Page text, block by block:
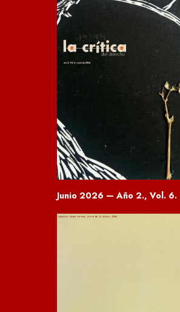
Junio 2026 — Año 2., Vol. 6.